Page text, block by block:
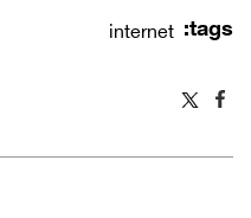
tags:
internet